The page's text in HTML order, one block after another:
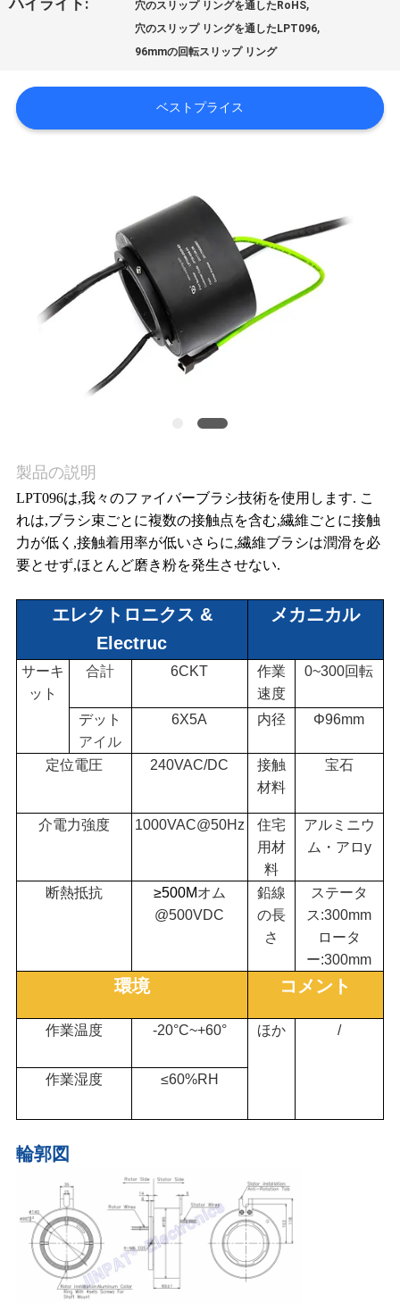
工
場
私
達
に
連
し
さ
要
求
し
さ
ハイライト: 穴のスリップ リングを通したRoHS,
穴のスリップ リングを通したLPT096,
96mmの回転スリップ リング
ベストプライス
製品の説明
LPT096は,我々のファイバーブラシ技術を使用します. こ
れは,ブラシ束ごとに複数の接触点を含む,繊維ごとに接触
力が低く,接触着用率が低いさらに,繊維ブラシは潤滑を必
要とせず,ほとんど磨き粉を発生させない.
エレクトロニクス &
Electruc
メカニカル
サーキ
ット
合計 6CKT
作業
速度
0~300回転
デット
アイル
6X5A 内径 Φ96mm
定位電圧 240VAC/DC
接触
材料
宝石
介電力強度 1000VAC@50Hz
住宅
用材
料
アルミニウ
ム・アロy
断熱抵抗 ≥500Mオム
@500VDC
鉛線
の長
さ
ステータ
ス:300mm
ロータ
ー:300mm
環境 コメント
作業温度 -20°C~+60° ほか /
作業湿度 ≤60%RH
輪郭図